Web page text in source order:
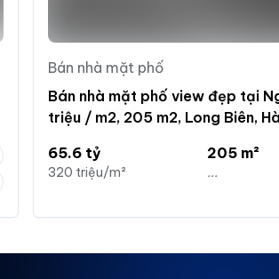
Bán nhà mặt phố
Bán nhà mặt phố view đẹp tại
triệu / m2, 205 m2, Long Biên,
65.6 tỷ
320 triệu/m²
205 m²
...